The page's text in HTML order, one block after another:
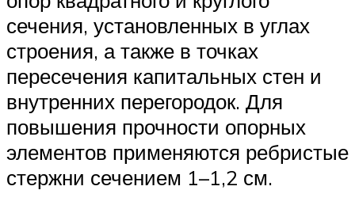
сечения, установленных в углах
строения, а также в точках
пересечения капитальных стен и
внутренних перегородок. Для
повышения прочности опорных
элементов применяются ребристые
стержни сечением 1–1,2 см.